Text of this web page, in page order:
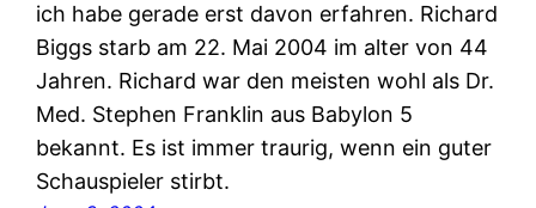
ich habe gerade erst davon erfahren. Richard
Biggs starb am 22. Mai 2004 im alter von 44
Jahren. Richard war den meisten wohl als Dr.
Med. Stephen Franklin aus Babylon 5
bekannt. Es ist immer traurig, wenn ein guter
Schauspieler stirbt.